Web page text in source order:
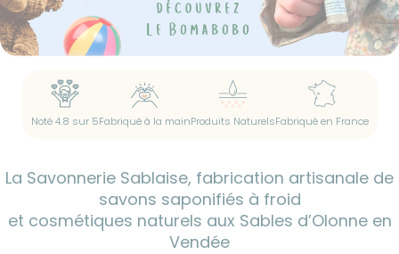
LA SAVONNERIE
DÉCOUVRIR
Noté 4.8 sur 5Fabriqué à la mainProduits NaturelsFabriqué en France
La Savonnerie Sablaise, fabrication artisanale de
savons saponifiés à froid
et cosmétiques naturels aux Sables d’Olonne en
Vendée